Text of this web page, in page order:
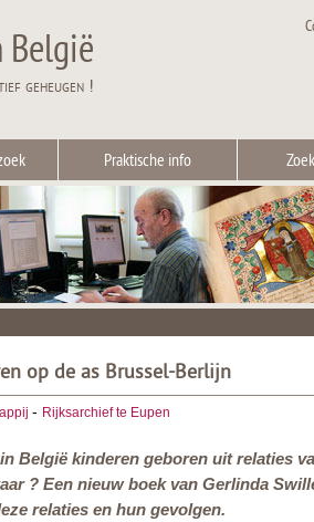
geheugen !
Praktische info
op de as Brussel-Berlijn
- Rijksarchief te Eupen
België kinderen geboren uit relaties
? Een nieuw boek van Gerlinda
relaties en hun gevolgen.